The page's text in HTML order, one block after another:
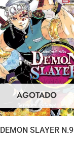
AGOTADO
DEMON SLAYER N.9